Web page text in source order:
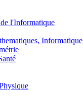
l'Informatique
Informatique